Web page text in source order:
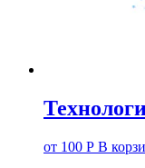
от 100 Р В